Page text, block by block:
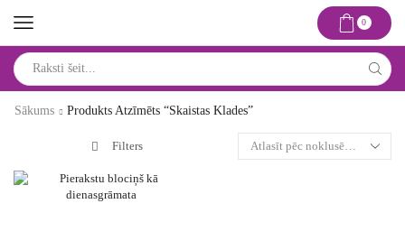
0
input
Sākums
Produkts Atzīmēts “skaistas Klades”
Filters